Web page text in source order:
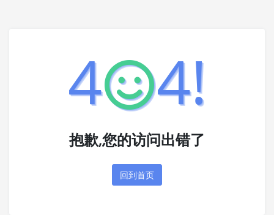
4 4!
抱歉,您的访问出错了
回到首页